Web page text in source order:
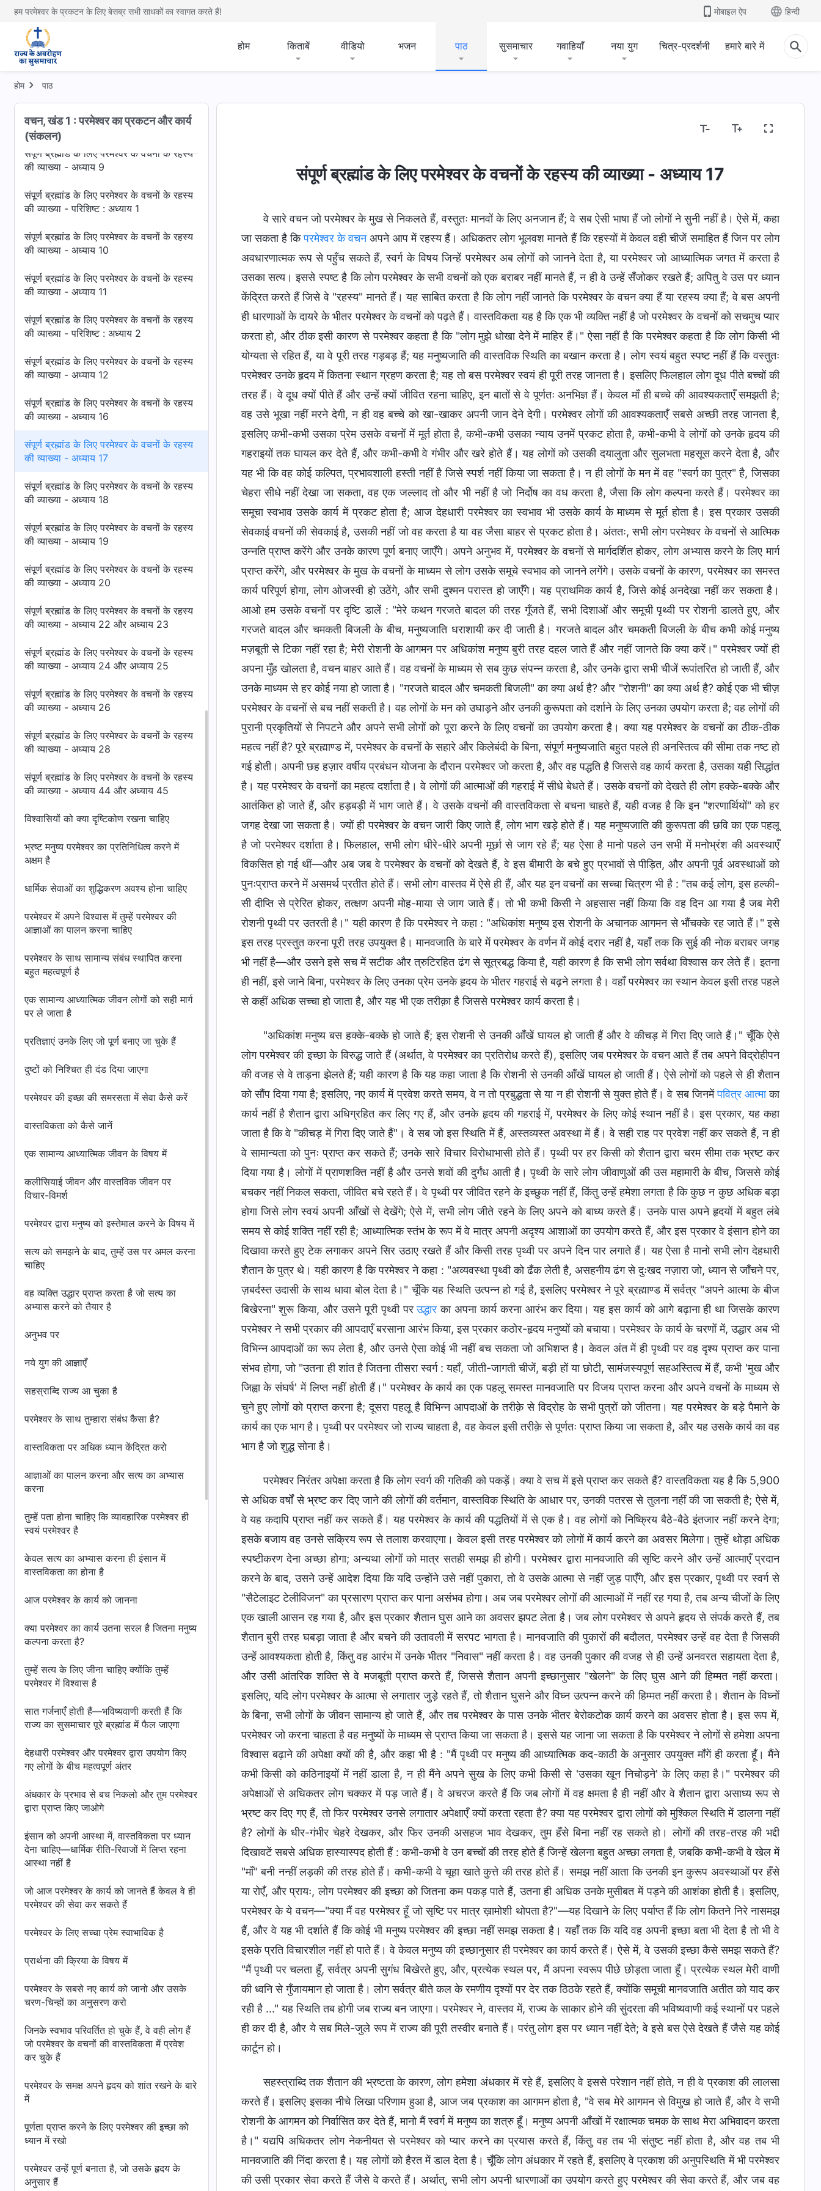
हम परमेश्वर के प्रकटन के लिए बेसब्र सभी साधकों का स्वागत करते हैं! मोबाइल ऐप हिन्दी
होम किताबें वीडियो भजन पाठ सुसमाचार गवाहियाँ नया युग चित्र-प्रदर्शनी हमारे बारे में
होम पाठ
वचन, खंड 1 : परमेश्वर का प्रकटन और कार्य
(संकलन)
संपूर्ण ब्रह्मांड के लिए परमेश्वर के वचनों के रहस्य
की व्याख्या - अध्याय 6
की व्याख्या - पतरस के जीवन पर
संपूर्ण ब्रह्मांड के लिए परमेश्वर के वचनों के रहस्य
की व्याख्या - अध्याय 8
संपूर्ण ब्रह्मांड के लिए परमेश्वर के वचनों के रहस्य
की व्याख्या - अध्याय 9
संपूर्ण ब्रह्मांड के लिए परमेश्वर के वचनों के रहस्य
की व्याख्या - परिशिष्ट : अध्याय 1
संपूर्ण ब्रह्मांड के लिए परमेश्वर के वचनों के रहस्य
की व्याख्या - अध्याय 10
संपूर्ण ब्रह्मांड के लिए परमेश्वर के वचनों के रहस्य
की व्याख्या - अध्याय 11
संपूर्ण ब्रह्मांड के लिए परमेश्वर के वचनों के रहस्य
की व्याख्या - परिशिष्ट : अध्याय 2
संपूर्ण ब्रह्मांड के लिए परमेश्वर के वचनों के रहस्य
की व्याख्या - अध्याय 12
संपूर्ण ब्रह्मांड के लिए परमेश्वर के वचनों के रहस्य
की व्याख्या - अध्याय 16
संपूर्ण ब्रह्मांड के लिए परमेश्वर के वचनों के रहस्य
की व्याख्या - अध्याय 17
संपूर्ण ब्रह्मांड के लिए परमेश्वर के वचनों के रहस्य
की व्याख्या - अध्याय 18
संपूर्ण ब्रह्मांड के लिए परमेश्वर के वचनों के रहस्य
की व्याख्या - अध्याय 19
संपूर्ण ब्रह्मांड के लिए परमेश्वर के वचनों के रहस्य
की व्याख्या - अध्याय 20
संपूर्ण ब्रह्मांड के लिए परमेश्वर के वचनों के रहस्य
की व्याख्या - अध्याय 22 और अध्याय 23
संपूर्ण ब्रह्मांड के लिए परमेश्वर के वचनों के रहस्य
की व्याख्या - अध्याय 24 और अध्याय 25
संपूर्ण ब्रह्मांड के लिए परमेश्वर के वचनों के रहस्य
की व्याख्या - अध्याय 26
संपूर्ण ब्रह्मांड के लिए परमेश्वर के वचनों के रहस्य
की व्याख्या - अध्याय 28
संपूर्ण ब्रह्मांड के लिए परमेश्वर के वचनों के रहस्य
की व्याख्या - अध्याय 44 और अध्याय 45
विश्वासियों को क्या दृष्टिकोण रखना चाहिए
भ्रष्ट मनुष्य परमेश्वर का प्रतिनिधित्व करने में
अक्षम है
धार्मिक सेवाओं का शुद्धिकरण अवश्य होना चाहिए
परमेश्वर में अपने विश्वास में तुम्हें परमेश्वर की
आज्ञाओं का पालन करना चाहिए
परमेश्वर के साथ सामान्य संबंध स्थापित करना
बहुत महत्वपूर्ण है
एक सामान्य आध्यात्मिक जीवन लोगों को सही मार्ग
पर ले जाता है
प्रतिज्ञाएं उनके लिए जो पूर्ण बनाए जा चुके हैं
दुष्टों को निश्चित ही दंड दिया जाएगा
परमेश्वर की इच्छा की समरसता में सेवा कैसे करें
वास्तविकता को कैसे जानें
एक सामान्य आध्यात्मिक जीवन के विषय में
कलीसियाई जीवन और वास्तविक जीवन पर
विचार-विमर्श
परमेश्वर द्वारा मनुष्य को इस्तेमाल करने के विषय में
सत्य को समझने के बाद, तुम्हें उस पर अमल करना
चाहिए
वह व्यक्ति उद्धार प्राप्त करता है जो सत्य का
अभ्यास करने को तैयार है
अनुभव पर
नये युग की आज्ञाएँ
सहस्राब्दि राज्य आ चुका है
परमेश्वर के साथ तुम्हारा संबंध कैसा है?
वास्तविकता पर अधिक ध्यान केंद्रित करो
आज्ञाओं का पालन करना और सत्य का अभ्यास
करना
तुम्हें पता होना चाहिए कि व्यावहारिक परमेश्वर ही
स्वयं परमेश्वर है
केवल सत्य का अभ्यास करना ही इंसान में
वास्तविकता का होना है
आज परमेश्वर के कार्य को जानना
क्या परमेश्वर का कार्य उतना सरल है जितना मनुष्य
कल्पना करता है?
तुम्हें सत्य के लिए जीना चाहिए क्योंकि तुम्हें
परमेश्वर में विश्वास है
सात गर्जनाएँ होती हैं—भविष्यवाणी करती हैं कि
राज्य का सुसमाचार पूरे ब्रह्मांड में फैल जाएगा
देहधारी परमेश्वर और परमेश्वर द्वारा उपयोग किए
गए लोगों के बीच महत्वपूर्ण अंतर
अंधकार के प्रभाव से बच निकलो और तुम परमेश्वर
द्वारा प्राप्त किए जाओगे
इंसान को अपनी आस्था में, वास्तविकता पर ध्यान
देना चाहिए—धार्मिक रीति-रिवाजों में लिप्त रहना
आस्था नहीं है
जो आज परमेश्वर के कार्य को जानते हैं केवल वे ही
परमेश्वर की सेवा कर सकते हैं
परमेश्वर के लिए सच्चा प्रेम स्वाभाविक है
प्रार्थना की क्रिया के विषय में
परमेश्वर के सबसे नए कार्य को जानो और उसके
चरण-चिन्हों का अनुसरण करो
जिनके स्वभाव परिवर्तित हो चुके हैं, वे वही लोग हैं
जो परमेश्वर के वचनों की वास्तविकता में प्रवेश
कर चुके हैं
परमेश्वर के समक्ष अपने हृदय को शांत रखने के बारे
में
पूर्णता प्राप्त करने के लिए परमेश्वर की इच्छा को
ध्यान में रखो
परमेश्वर उन्हें पूर्ण बनाता है, जो उसके हृदय के
अनुसार हैं
संपूर्ण ब्रह्मांड के लिए परमेश्वर के वचनों के रहस्य की व्याख्या - अध्याय 17
वे सारे वचन जो परमेश्वर के मुख से निकलते हैं, वस्तुतः मानवों के लिए अनजान हैं; वे सब ऐसी भाषा हैं जो लोगों ने सुनी नहीं है। ऐसे में, कहा
जा सकता है किपरमेश्वर के वचनअपने आप में रहस्य हैं। अधिकतर लोग भूलवश मानते हैं कि रहस्यों में केवल वही चीजें समाहित हैं जिन पर लोग
अवधारणात्मक रूप से पहुँच सकते हैं, स्वर्ग के विषय जिन्हें परमेश्वर अब लोगों को जानने देता है, या परमेश्वर जो आध्यात्मिक जगत में करता है
उसका सत्य। इससे स्पष्ट है कि लोग परमेश्वर के सभी वचनों को एक बराबर नहीं मानते हैं, न ही वे उन्हें सँजोकर रखते हैं; अपितु वे उस पर ध्यान
केंद्रित करते हैं जिसे वे "रहस्य" मानते हैं। यह साबित करता है कि लोग नहीं जानते कि परमेश्वर के वचन क्या हैं या रहस्य क्या हैं; वे बस अपनी
ही धारणाओं के दायरे के भीतर परमेश्वर के वचनों को पढ़ते हैं। वास्तविकता यह है कि एक भी व्यक्ति नहीं है जो परमेश्वर के वचनों को सचमुच प्यार
करता हो, और ठीक इसी कारण से परमेश्वर कहता है कि "लोग मुझे धोखा देने में माहिर हैं।" ऐसा नहीं है कि परमेश्वर कहता है कि लोग किसी भी
योग्यता से रहित हैं, या वे पूरी तरह गड़बड़ हैं; यह मनुष्यजाति की वास्तविक स्थिति का बखान करता है। लोग स्वयं बहुत स्पष्ट नहीं हैं कि वस्तुतः
परमेश्वर उनके हृदय में कितना स्थान ग्रहण करता है; यह तो बस परमेश्वर स्वयं ही पूरी तरह जानता है। इसलिए फिलहाल लोग दूध पीते बच्चों की
तरह हैं। वे दूध क्यों पीते हैं और उन्हें क्यों जीवित रहना चाहिए, इन बातों से वे पूर्णतः अनभिज्ञ हैं। केवल माँ ही बच्चे की आवश्यकताएँ समझती है;
वह उसे भूखा नहीं मरने देगी, न ही वह बच्चे को खा-खाकर अपनी जान देने देगी। परमेश्वर लोगों की आवश्यकताएँ सबसे अच्छी तरह जानता है,
इसलिए कभी-कभी उसका प्रेम उसके वचनों में मूर्त होता है, कभी-कभी उसका न्याय उनमें प्रकट होता है, कभी-कभी वे लोगों को उनके हृदय की
गहराइयों तक घायल कर देते हैं, और कभी-कभी वे गंभीर और खरे होते हैं। यह लोगों को उसकी दयालुता और सुलभता महसूस करने देता है, और
यह भी कि वह कोई कल्पित, प्रभावशाली हस्ती नहीं है जिसे स्पर्श नहीं किया जा सकता है। न ही लोगों के मन में वह "स्वर्ग का पुत्र" है, जिसका
चेहरा सीधे नहीं देखा जा सकता, वह एक जल्लाद तो और भी नहीं है जो निर्दोष का वध करता है, जैसा कि लोग कल्पना करते हैं। परमेश्वर का
समूचा स्वभाव उसके कार्य में प्रकट होता है; आज देहधारी परमेश्वर का स्वभाव भी उसके कार्य के माध्यम से मूर्त होता है। इस प्रकार उसकी
सेवकाई वचनों की सेवकाई है, उसकी नहीं जो वह करता है या वह जैसा बाहर से प्रकट होता है। अंततः, सभी लोग परमेश्वर के वचनों से आत्मिक
उन्नति प्राप्त करेंगे और उनके कारण पूर्ण बनाए जाएँगे। अपने अनुभव में, परमेश्वर के वचनों से मार्गदर्शित होकर, लोग अभ्यास करने के लिए मार्ग
प्राप्त करेंगे, और परमेश्वर के मुख के वचनों के माध्यम से लोग उसके समूचे स्वभाव को जानने लगेंगे। उसके वचनों के कारण, परमेश्वर का समस्त
कार्य परिपूर्ण होगा, लोग ओजस्वी हो उठेंगे, और सभी दुश्मन परास्त हो जाएँगे। यह प्राथमिक कार्य है, जिसे कोई अनदेखा नहीं कर सकता है।
आओ हम उसके वचनों पर दृष्टि डालें : "मेरे कथन गरजते बादल की तरह गूँजते हैं, सभी दिशाओं और समूची पृथ्वी पर रोशनी डालते हुए, और
गरजते बादल और चमकती बिजली के बीच, मनुष्यजाति धराशायी कर दी जाती है। गरजते बादल और चमकती बिजली के बीच कभी कोई मनुष्य
मज़बूती से टिका नहीं रहा है; मेरी रोशनी के आगमन पर अधिकांश मनुष्य बुरी तरह दहल जाते हैं और नहीं जानते कि क्या करें।" परमेश्वर ज्यों ही
अपना मुँह खोलता है, वचन बाहर आते हैं। वह वचनों के माध्यम से सब कुछ संपन्न करता है, और उनके द्वारा सभी चीजें रूपांतरित हो जाती हैं, और
उनके माध्यम से हर कोई नया हो जाता है। "गरजते बादल और चमकती बिजली" का क्या अर्थ है? और "रोशनी" का क्या अर्थ है? कोई एक भी चीज़
परमेश्वर के वचनों से बच नहीं सकती है। वह लोगों के मन को उघाड़ने और उनकी कुरूपता को दर्शाने के लिए उनका उपयोग करता है; वह लोगों की
पुरानी प्रकृतियों से निपटने और अपने सभी लोगों को पूरा करने के लिए वचनों का उपयोग करता है। क्या यह परमेश्वर के वचनों का ठीक-ठीक
महत्व नहीं है? पूरे ब्रह्माण्ड में, परमेश्वर के वचनों के सहारे और किलेबंदी के बिना, संपूर्ण मनुष्यजाति बहुत पहले ही अनस्तित्व की सीमा तक नष्ट हो
गई होती। अपनी छह हज़ार वर्षीय प्रबंधन योजना के दौरान परमेश्वर जो करता है, और वह पद्धति है जिससे वह कार्य करता है, उसका यही सिद्धांत
है। यह परमेश्वर के वचनों का महत्व दर्शाता है। वे लोगों की आत्माओं की गहराई में सीधे बेधते हैं। उसके वचनों को देखते ही लोग हक्के-बक्के और
आतंकित हो जाते हैं, और हड़बड़ी में भाग जाते हैं। वे उसके वचनों की वास्तविकता से बचना चाहते हैं, यही वजह है कि इन "शरणार्थियों" को हर
जगह देखा जा सकता है। ज्यों ही परमेश्वर के वचन जारी किए जाते हैं, लोग भाग खड़े होते हैं। यह मनुष्यजाति की कुरूपता की छवि का एक पहलू
है जो परमेश्वर दर्शाता है। फिलहाल, सभी लोग धीरे-धीरे अपनी मूर्छा से जाग रहे हैं; यह ऐसा है मानो पहले उन सभी में मनोभ्रंश की अवस्थाएँ
विकसित हो गई थीं—और अब जब वे परमेश्वर के वचनों को देखते हैं, वे इस बीमारी के बचे हुए प्रभावों से पीड़ित, और अपनी पूर्व अवस्थाओं को
पुनःप्राप्त करने में असमर्थ प्रतीत होते हैं। सभी लोग वास्तव में ऐसे ही हैं, और यह इन वचनों का सच्चा चित्रण भी है : "तब कई लोग, इस हल्की-
सी दीप्ति से प्रेरित होकर, तत्क्षण अपनी मोह-माया से जाग जाते हैं। तो भी कभी किसी ने अहसास नहीं किया कि वह दिन आ गया है जब मेरी
रोशनी पृथ्वी पर उतरती है।" यही कारण है कि परमेश्वर ने कहा : "अधिकांश मनुष्य इस रोशनी के अचानक आगमन से भौंचक्के रह जाते हैं।" इसे
इस तरह प्रस्तुत करना पूरी तरह उपयुक्त है। मानवजाति के बारे में परमेश्वर के वर्णन में कोई दरार नहीं है, यहाँ तक कि सुई की नोक बराबर जगह
भी नहीं है—और उसने इसे सच में सटीक और त्रुटिरहित ढंग से सूत्रबद्ध किया है, यही कारण है कि सभी लोग सर्वथा विश्वास कर लेते हैं। इतना
ही नहीं, इसे जाने बिना, परमेश्वर के लिए उनका प्रेम उनके हृदय के भीतर गहराई से बढ़ने लगता है। वहाँ परमेश्वर का स्थान केवल इसी तरह पहले
से कहीं अधिक सच्चा हो जाता है, और यह भी एक तरीक़ा है जिससे परमेश्वर कार्य करता है।
"अधिकांश मनुष्य बस हक्के-बक्के हो जाते हैं; इस रोशनी से उनकी आँखें घायल हो जाती हैं और वे कीचड़ में गिरा दिए जाते हैं।" चूँकि ऐसे
लोग परमेश्वर की इच्छा के विरुद्ध जाते हैं (अर्थात, वे परमेश्वर का प्रतिरोध करते हैं), इसलिए जब परमेश्वर के वचन आते हैं तब अपने विद्रोहीपन
की वजह से वे ताड़ना झेलते हैं; यही कारण है कि यह कहा जाता है कि रोशनी से उनकी आँखें घायल हो जाती हैं। ऐसे लोगों को पहले से ही शैतान
को सौंप दिया गया है; इसलिए, नए कार्य में प्रवेश करते समय, वे न तो प्रबुद्धता से या न ही रोशनी से युक्त होते हैं। वे सब जिनमेंपवित्र आत्माका
कार्य नहीं है शैतान द्वारा अधिग्रहित कर लिए गए हैं, और उनके हृदय की गहराई में, परमेश्वर के लिए कोई स्थान नहीं है। इस प्रकार, यह कहा
जाता है कि वे "कीचड़ में गिरा दिए जाते हैं"। वे सब जो इस स्थिति में हैं, अस्तव्यस्त अवस्था में हैं। वे सही राह पर प्रवेश नहीं कर सकते हैं, न ही
वे सामान्यता को पुनः प्राप्त कर सकते हैं; उनके सारे विचार विरोधाभासी होते हैं। पृथ्वी पर हर किसी को शैतान द्वारा चरम सीमा तक भ्रष्ट कर
दिया गया है। लोगों में प्राणशक्ति नहीं है और उनसे शवों की दुर्गंध आती है। पृथ्वी के सारे लोग जीवाणुओं की उस महामारी के बीच, जिससे कोई
बचकर नहीं निकल सकता, जीवित बचे रहते हैं। वे पृथ्वी पर जीवित रहने के इच्छुक नहीं हैं, किंतु उन्हें हमेशा लगता है कि कुछ न कुछ अधिक बड़ा
होगा जिसे लोग स्वयं अपनी आँखों से देखेंगे; ऐसे में, सभी लोग जीते रहने के लिए अपने को बाध्य करते हैं। उनके पास अपने हृदयों में बहुत लंबे
समय से कोई शक्ति नहीं रही है; आध्यात्मिक स्तंभ के रूप में वे मात्र अपनी अदृश्य आशाओं का उपयोग करते हैं, और इस प्रकार वे इंसान होने का
दिखावा करते हुए टेक लगाकर अपने सिर उठाए रखते हैं और किसी तरह पृथ्वी पर अपने दिन पार लगाते हैं। यह ऐसा है मानो सभी लोग देहधारी
शैतान के पुत्र थे। यही कारण है कि परमेश्वर ने कहा : "अव्यवस्था पृथ्वी को ढँक लेती है, असहनीय ढंग से दुःखद नज़ारा जो, ध्यान से जाँचने पर,
ज़बर्दस्त उदासी के साथ धावा बोल देता है।" चूँकि यह स्थिति उत्पन्न हो गई है, इसलिए परमेश्वर ने पूरे ब्रह्माण्ड में सर्वत्र "अपने आत्मा के बीज
बिखेरना" शुरू किया, और उसने पूरी पृथ्वी परउद्धार का अपना कार्य करना आरंभ कर दिया। यह इस कार्य को आगे बढ़ाना ही था जिसके कारण
परमेश्वर ने सभी प्रकार की आपदाएँ बरसाना आरंभ किया, इस प्रकार कठोर-हृदय मनुष्यों को बचाया। परमेश्वर के कार्य के चरणों में, उद्धार अब भी
विभिन्न आपदाओं का रूप लेता है, और उनसे ऐसा कोई भी नहीं बच सकता जो अभिशप्त है। केवल अंत में ही पृथ्वी पर वह दृश्य प्राप्त कर पाना
संभव होगा, जो "उतना ही शांत है जितना तीसरा स्वर्ग : यहाँ, जीती-जागती चीजें, बड़ी हों या छोटी, सामंजस्यपूर्ण सहअस्तित्व में हैं, कभी 'मुख और
जिह्वा के संघर्ष' में लिप्त नहीं होती हैं।" परमेश्वर के कार्य का एक पहलू समस्त मानवजाति पर विजय प्राप्त करना और अपने वचनों के माध्यम से
चुने हुए लोगों को प्राप्त करना है; दूसरा पहलू है विभिन्न आपदाओं के तरीक़े से विद्रोह के सभी पुत्रों को जीतना। यह परमेश्वर के बड़े पैमाने के
कार्य का एक भाग है। पृथ्वी पर परमेश्वर जो राज्य चाहता है, वह केवल इसी तरीक़े से पूर्णतः प्राप्त किया जा सकता है, और यह उसके कार्य का वह
भाग है जो शुद्ध सोना है।
परमेश्वर निरंतर अपेक्षा करता है कि लोग स्वर्ग की गतिकी को पकड़ें। क्या वे सच में इसे प्राप्त कर सकते हैं? वास्तविकता यह है कि 5,900
से अधिक वर्षों से भ्रष्ट कर दिए जाने की लोगों की वर्तमान, वास्तविक स्थिति के आधार पर, उनकी पतरस से तुलना नहीं की जा सकती है; ऐसे में,
वे यह कदापि प्राप्त नहीं कर सकते हैं। यह परमेश्वर के कार्य की पद्धतियों में से एक है। वह लोगों को निष्क्रिय बैठे-बैठे इंतजार नहीं करने देगा;
इसके बजाय वह उनसे सक्रिय रूप से तलाश करवाएगा। केवल इसी तरह परमेश्वर को लोगों में कार्य करने का अवसर मिलेगा। तुम्हें थोड़ा अधिक
स्पष्टीकरण देना अच्छा होगा; अन्यथा लोगों को मात्र सतही समझ ही होगी। परमेश्वर द्वारा मानवजाति की सृष्टि करने और उन्हें आत्माएँ प्रदान
करने के बाद, उसने उन्हें आदेश दिया कि यदि उन्होंने उसे नहीं पुकारा, तो वे उसके आत्मा से नहीं जुड़ पाएँगे, और इस प्रकार, पृथ्वी पर स्वर्ग से
"सैटेलाइट टेलीविजन" का प्रसारण प्राप्त कर पाना असंभव होगा। अब जब परमेश्वर लोगों की आत्माओं में नहीं रह गया है, तब अन्य चीजों के लिए
एक खाली आसन रह गया है, और इस प्रकार शैतान घुस आने का अवसर झपट लेता है। जब लोग परमेश्वर से अपने हृदय से संपर्क करते हैं, तब
शैतान बुरी तरह घबड़ा जाता है और बचने की उतावली में सरपट भागता है। मानवजाति की पुकारों की बदौलत, परमेश्वर उन्हें वह देता है जिसकी
उन्हें आवश्यकता होती है, किंतु वह आरंभ में उनके भीतर "निवास" नहीं करता है। वह उनकी पुकार की वजह से ही उन्हें अनवरत सहायता देता है,
और उसी आंतरिक शक्ति से वे मजबूती प्राप्त करते हैं, जिससे शैतान अपनी इच्छानुसार "खेलने" के लिए घुस आने की हिम्मत नहीं करता।
इसलिए, यदि लोग परमेश्वर के आत्मा से लगातार जुड़े रहते हैं, तो शैतान घुसने और विघ्न उत्पन्न करने की हिम्मत नहीं करता है। शैतान के विघ्नों
के बिना, सभी लोगों के जीवन सामान्य हो जाते हैं, और तब परमेश्वर के पास उनके भीतर बेरोकटोक कार्य करने का अवसर होता है। इस रूप में,
परमेश्वर जो करना चाहता है वह मनुष्यों के माध्यम से प्राप्त किया जा सकता है। इससे यह जाना जा सकता है कि परमेश्वर ने लोगों से हमेशा अपना
विश्वास बढ़ाने की अपेक्षा क्यों की है, और कहा भी है : "मैं पृथ्वी पर मनुष्य की आध्यात्मिक कद-काठी के अनुसार उपयुक्त माँगें ही करता हूँ। मैंने
कभी किसी को कठिनाइयों में नहीं डाला है, न ही मैंने अपने सुख के लिए कभी किसी से 'उसका खून निचोड़ने' के लिए कहा है।" परमेश्वर की
अपेक्षाओं से अधिकतर लोग चक्कर में पड़ जाते हैं। वे अचरज करते हैं कि जब लोगों में वह क्षमता है ही नहीं और वे शैतान द्वारा असाध्य रूप से
भ्रष्ट कर दिए गए हैं, तो फिर परमेश्वर उनसे लगातार अपेक्षाएँ क्यों करता रहता है? क्या यह परमेश्वर द्वारा लोगों को मुश्किल स्थिति में डालना नहीं
है? लोगों के धीर-गंभीर चेहरे देखकर, और फिर उनकी असहज भाव देखकर, तुम हँसे बिना नहीं रह सकते हो। लोगों की तरह-तरह की भद्दी
दिखावटें सबसे अधिक हास्यास्पद होती हैं : कभी-कभी वे उन बच्चों की तरह होते हैं जिन्हें खेलना बहुत अच्छा लगता है, जबकि कभी-कभी वे खेल में
"माँ" बनी नन्हीं लड़की की तरह होते हैं। कभी-कभी वे चूहा खाते कुत्ते की तरह होते हैं। समझ नहीं आता कि उनकी इन कुरूप अवस्थाओं पर हँसे
या रोएँ, और प्रायः, लोग परमेश्वर की इच्छा को जितना कम पकड़ पाते हैं, उतना ही अधिक उनके मुसीबत में पड़ने की आशंका होती है। इसलिए,
परमेश्वर के ये वचन—"क्या मैं वह परमेश्वर हूँ जो सृष्टि पर मात्र ख़ामोशी थोपता है?"—यह दिखाने के लिए पर्याप्त हैं कि लोग कितने निरे नासमझ
हैं, और वे यह भी दर्शाते हैं कि कोई भी मनुष्य परमेश्वर की इच्छा नहीं समझ सकता है। यहाँ तक कि यदि वह अपनी इच्छा बता भी देता है तो भी वे
इसके प्रति विचारशील नहीं हो पाते हैं। वे केवल मनुष्य की इच्छानुसार ही परमेश्वर का कार्य करते हैं। ऐसे में, वे उसकी इच्छा कैसे समझ सकते हैं?
"मैं पृथ्वी पर चलता हूँ, सर्वत्र अपनी सुगंध बिखेरते हुए, और, प्रत्येक स्थल पर, मैं अपना स्वरूप पीछे छोड़ता जाता हूँ। प्रत्येक स्थल मेरी वाणी
की ध्वनि से गुँजायमान हो जाता है। लोग सर्वत्र बीते कल के रमणीय दृश्यों पर देर तक ठिठके रहते हैं, क्योंकि समूची मानवजाति अतीत को याद कर
रही है ..." यह स्थिति तब होगी जब राज्य बन जाएगा। परमेश्वर ने, वास्तव में, राज्य के साकार होने की सुंदरता की भविष्यवाणी कई स्थानों पर पहले
ही कर दी है, और ये सब मिले-जुले रूप में राज्य की पूरी तस्वीर बनाते हैं। परंतु लोग इस पर ध्यान नहीं देते; वे इसे बस ऐसे देखते हैं जैसे यह कोई
कार्टून हो।
सहस्त्राब्दि तक शैतान की भ्रष्टता के कारण, लोग हमेशा अंधकार में रहे हैं, इसलिए वे इससे परेशान नहीं होते, न ही वे प्रकाश की लालसा
करते हैं। इसलिए इसका नीचे लिखा परिणाम हुआ है, आज जब प्रकाश का आगमन होता है, "वे सब मेरे आगमन से विमुख हो जाते हैं, और वे सभी
रोशनी के आगमन को निर्वासित कर देते हैं, मानो मैं स्वर्ग में मनुष्य का शत्रु हूँ। मनुष्य अपनी आँखों में रक्षात्मक चमक के साथ मेरा अभिवादन करता
है।" यद्यपि अधिकतर लोग नेकनीयत से परमेश्वर को प्यार करने का प्रयास करते हैं, किंतु वह तब भी संतुष्ट नहीं होता है, और वह तब भी
मानवजाति की निंदा करता है। यह लोगों को हैरत में डाल देता है। चूँकि लोग अंधकार में रहते हैं, इसलिए वे प्रकाश की अनुपस्थिति में भी परमेश्वर
की उसी प्रकार सेवा करते हैं जैसे वे करते हैं। अर्थात्, सभी लोग अपनी धारणाओं का उपयोग करते हुए परमेश्वर की सेवा करते हैं, और जब वह